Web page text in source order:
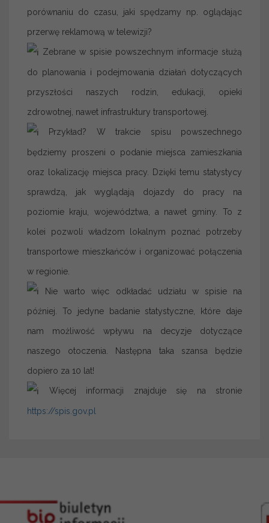
porównaniu do czasu, jaki spędzamy np. oglądając
przerwę reklamową w telewizji?
Zebrane w spisie powszechnym informacje służą
do planowania i podejmowania działań dotyczących
przyszłości naszych rodzin, edukacji, opieki
zdrowotnej, nawet infrastruktury transportowej.
Przykład? W trakcie spisu powszechnego
będziemy proszeni o podanie miejsca zamieszkania
oraz lokalizację miejsca pracy. Dzięki temu statystycy
sprawdzą, jak wyglądają dojazdy do pracy na
poziomie kraju, województwa, a nawet gminy. To z
kolei pozwoli władzom lokalnym poznać potrzeby
transportowe mieszkańców i organizować połączenia
w regionie.
Nie warto więc odkładać udziału w spisie na
później. To jedyne badanie statystyczne, które daje
nam możliwość wpływu na decyzje dotyczące
naszego otoczenia. Następna taka szansa będzie
dopiero za 10 lat!
Więcej informacji znajduje się na stronie
https://spis.gov.pl